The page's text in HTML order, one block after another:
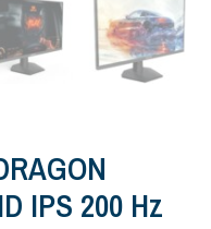
IPS 200 Hz